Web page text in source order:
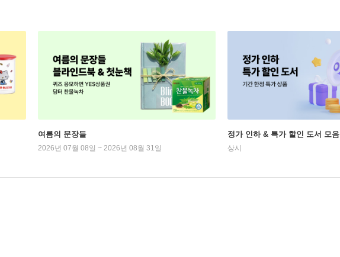
여름의 문장들
2026년 07월 08일 ~ 2026년 08월 31일
정가 인하 & 특가 할인 도서 모음
상시